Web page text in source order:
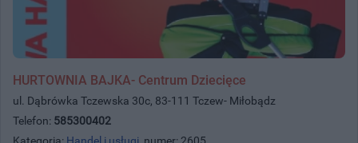
HURTOWNIA BAJKA- Centrum Dziecięce
ul. Dąbrówka Tczewska 30c, 83-111 Tczew- Miłobądz
Telefon: 585300402